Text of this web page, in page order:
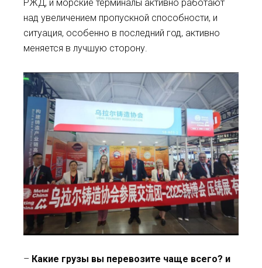
РЖД, и морские терминалы активно работают
над увеличением пропускной способности, и
ситуация, особенно в последний год, активно
меняется в лучшую сторону.
– Какие грузы вы перевозите чаще всего? и